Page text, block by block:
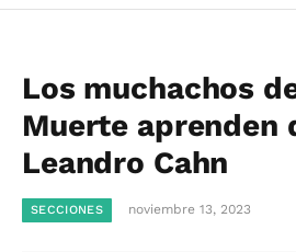
Los muchachos
Muerte aprenden
Leandro Cahn
SECCIONES noviembre 13, 2023